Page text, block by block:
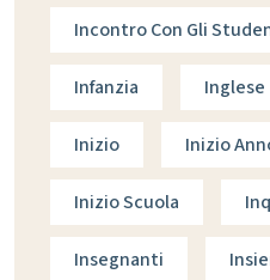
Incontro Con Gli
Infanzia Inglese
Inizio Inizio
Inizio Scuola
Insegnanti